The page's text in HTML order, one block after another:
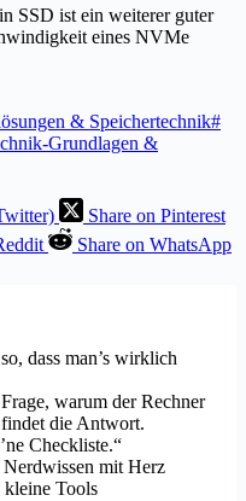
SSD ist ein weiterer guter
eines NVMe
& Speichertechnik#
Grundlagen &
Share on Pinterest
Share on WhatsApp
dass man’s wirklich
warum der Rechner
die Antwort.
Checkliste.“
mit Herz
kleine Tools